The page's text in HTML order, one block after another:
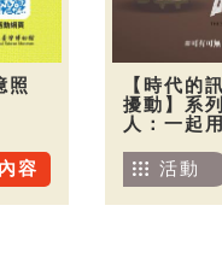
照
容
【時代的
擾動】系
人：一起
活動